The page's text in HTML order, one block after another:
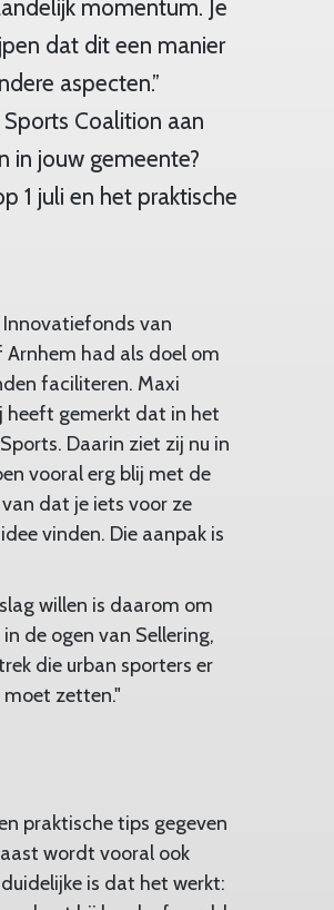
momentum. Je
dat dit een manier
aspecten.”
Coalition aan
in jouw gemeente?
1 juli en het praktische
van
Arnhem had als doel om
faciliteren. Maxi
heeft gemerkt dat in het
Daarin ziet zij nu in
vooral erg blij met de
dat je iets voor ze
vinden. Die aanpak is
willen is daarom om
de ogen van Sellering,
die urban sporters er
moet zetten."
praktische tips gegeven
wordt vooral ook
is dat het werkt: